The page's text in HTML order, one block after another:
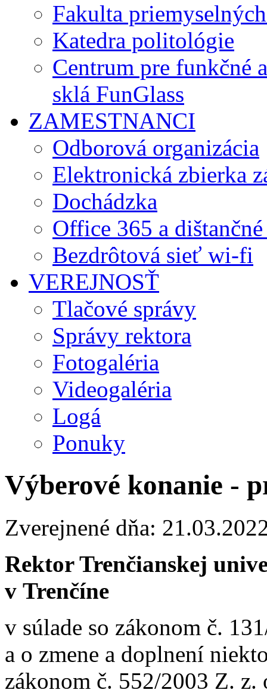
Fakulta
Katedra politológie
Centrum pre funkčné
sklá FunGlass
ZAMESTNANCI
Odborová organizácia
Elektronická zbierka
Dochádzka
Office 365 a
Bezdrôtová sieť wi-fi
VEREJNOSŤ
Tlačové správy
Správy rektora
Fotogaléria
Videogaléria
Logá
Ponuky
Výberové konanie -
Zverejnené dňa:
Rektor Trenčianskej
v Trenčíne
v súlade so zákonom č.
a o zmene a doplnení
zákonom č. 552/2003 Z.